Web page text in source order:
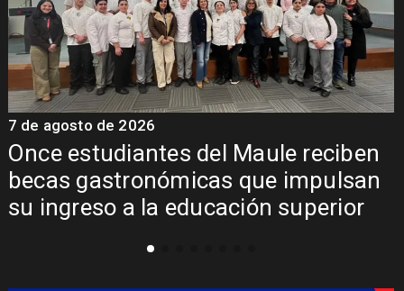
Once estudiantes del Maule reciben
becas gastronómicas que impulsan
su ingreso a la educación superior
7 de agosto de 2026